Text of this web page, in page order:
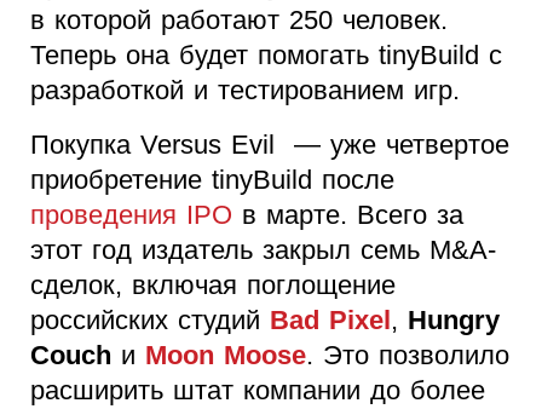
в которой работают 250 человек.
Теперь она будет помогать tinyBuild с
разработкой и тестированием игр.
Покупка Versus Evil — уже четвертое
приобретение tinyBuild после
проведения IPO в марте. Всего за
этот год издатель закрыл семь M&A-
сделок, включая поглощение
российских студий Bad Pixel , Hungry
Couch и Moon Moose. Это позволило
расширить штат компании до более